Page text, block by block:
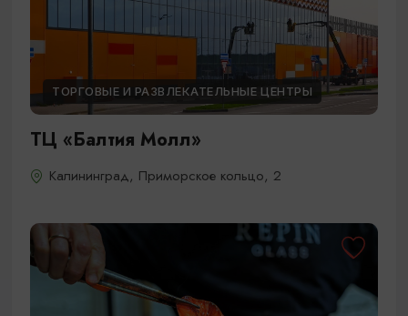
ТОРГОВЫЕ И РАЗВЛЕКАТЕЛЬНЫЕ ЦЕНТРЫ
ТЦ «Балтия Молл»
Калининград, Приморское кольцо, 2